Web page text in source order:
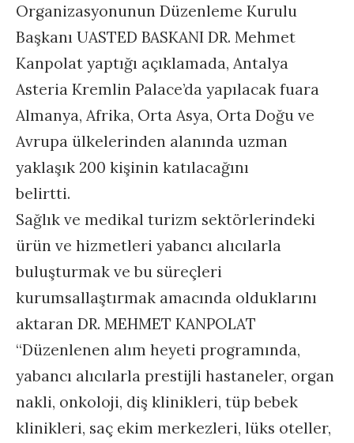
Organizasyonunun Düzenleme Kurulu
Başkanı UASTED BASKANI DR. Mehmet
Kanpolat yaptığı açıklamada, Antalya
Asteria Kremlin Palace’da yapılacak fuara
Almanya, Afrika, Orta Asya, Orta Doğu ve
Avrupa ülkelerinden alanında uzman
yaklaşık 200 kişinin katılacağını
belirtti.
Sağlık ve medikal turizm sektörlerindeki
ürün ve hizmetleri yabancı alıcılarla
buluşturmak ve bu süreçleri
kurumsallaştırmak amacında olduklarını
aktaran DR. MEHMET KANPOLAT
“Düzenlenen alım heyeti programında,
yabancı alıcılarla prestijli hastaneler, organ
nakli, onkoloji, diş klinikleri, tüp bebek
klinikleri, saç ekim merkezleri, lüks oteller,